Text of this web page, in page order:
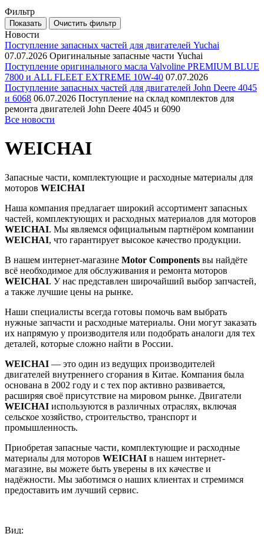
Фильтр
Новости
Поступление запасных частей для двигателей Yuchai
07.07.2026 Оригинальные запасные части Yuchai
Поступление оригинального масла Valvoline PREMIUM BLUE
7800 и ALL FLEET EXTREME 10W-40 07.07.2026
Поступление запасных частей для двигателей John Deere 4045
и 6068 06.07.2026 Поступление на склад комплектов для
ремонта двигателей John Deere 4045 и 6090
Все новости
WEICHAI
Запасные части, комплектующие и расходные материалы для
моторов WEICHAI
Наша компания предлагает широкий ассортимент запасных
частей, комплектующих и расходных материалов для моторов
WEICHAI. Мы являемся официальным партнёром компании
WEICHAI, что гарантирует высокое качество продукции.
В нашем интернет-магазине Motor Components вы найдёте
всё необходимое для обслуживания и ремонта моторов
WEICHAI. У нас представлен широчайший выбор запчастей,
а также лучшие цены на рынке.
Наши специалисты всегда готовы помочь вам выбрать
нужные запчасти и расходные материалы. Они могут заказать
их напрямую у производителя или подобрать аналоги для тех
деталей, которые сложно найти в России.
WEICHAI — это один из ведущих производителей
двигателей внутреннего сгорания в Китае. Компания была
основана в 2002 году и с тех пор активно развивается,
расширяя своё присутствие на мировом рынке. Двигатели
WEICHAI используются в различных отраслях, включая
сельское хозяйство, строительство, транспорт и
промышленность.
Приобретая запасные части, комплектующие и расходные
материалы для моторов WEICHAI в нашем интернет-
магазине, вы можете быть уверены в их качестве и
надёжности. Мы заботимся о наших клиентах и стремимся
предоставить им лучший сервис.
Вид: